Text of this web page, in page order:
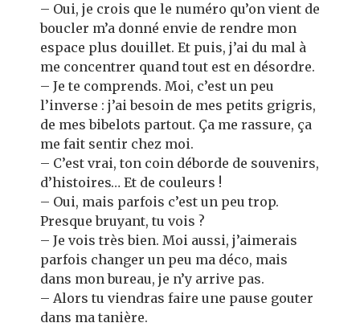
– Oui, je crois que le numéro qu’on vient de
boucler m’a donné envie de rendre mon
espace plus douillet. Et puis, j’ai du mal à
me concentrer quand tout est en désordre.
– Je te comprends. Moi, c’est un peu
l’inverse : j’ai besoin de mes petits grigris,
de mes bibelots partout. Ça me rassure, ça
me fait sentir chez moi.
– C’est vrai, ton coin déborde de souvenirs,
d’histoires… Et de couleurs !
– Oui, mais parfois c’est un peu trop.
Presque bruyant, tu vois ?
– Je vois très bien. Moi aussi, j’aimerais
parfois changer un peu ma déco, mais
dans mon bureau, je n’y arrive pas.
– Alors tu viendras faire une pause gouter
dans ma tanière.